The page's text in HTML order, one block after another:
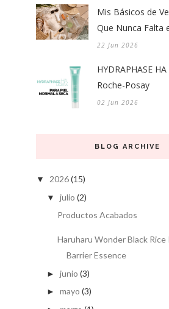
Mis Básicos de
Que Nunca Falta
22 Jun 2026
HYDRAPHASE
Roche-Posay
02 Jun 2026
BLOG ARCHIVE
▼ 2026(15)
▼ julio (2)
Productos Acabados
Haruharu Wonder Black
Barrier Essence
► junio (3)
► mayo (3)